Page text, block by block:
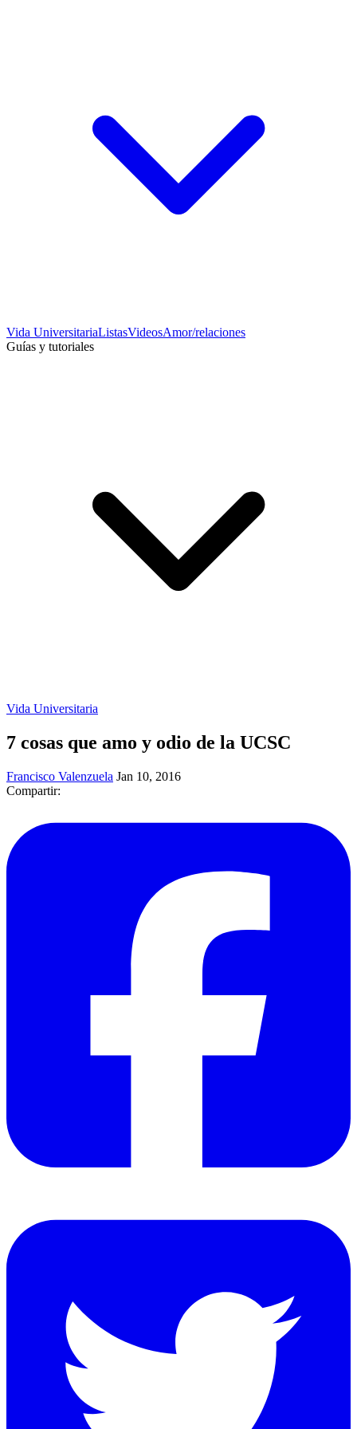
Vida UniversitariaListasVideosAmor/relaciones
Guías y tutoriales
Vida Universitaria
7 cosas que amo y odio de la UCSC
Francisco Valenzuela Jan 10, 2016
Compartir: